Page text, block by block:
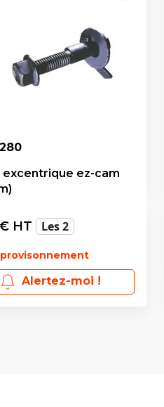
excentrique ez-cam
HT Les 2
Alertez-moi !